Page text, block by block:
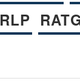
RLP